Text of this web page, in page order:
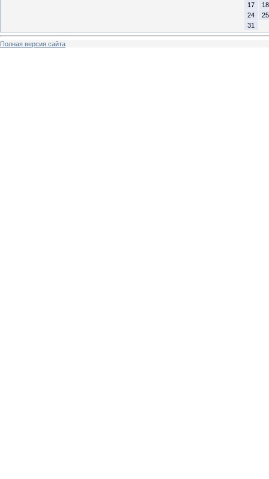
17
18
24
25
31
Полная версия сайта